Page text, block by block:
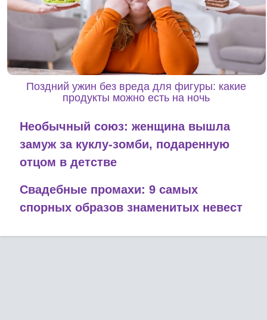
Поздний ужин без вреда для фигуры: какие
продукты можно есть на ночь
Необычный союз: женщина вышла
замуж за куклу-зомби, подаренную
отцом в детстве
Свадебные промахи: 9 самых
спорных образов знаменитых невест